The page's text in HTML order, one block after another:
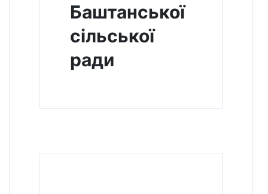
Баштанської
сільської
ради